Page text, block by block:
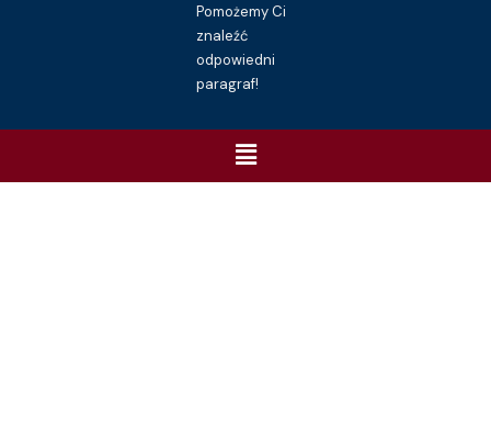
Pomożemy Ci
znaleźć
odpowiedni
paragraf!
Menu